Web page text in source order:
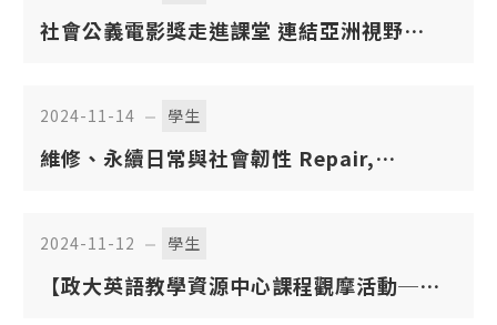
社會公義電影獎走進課堂 連結亞洲視野
Championing Social Issues
2024-11-14 學生
維修、永續日常與社會韌性 Repair,
2024-11-12 學生
【政大英語教學資源中心課程觀摩活動──